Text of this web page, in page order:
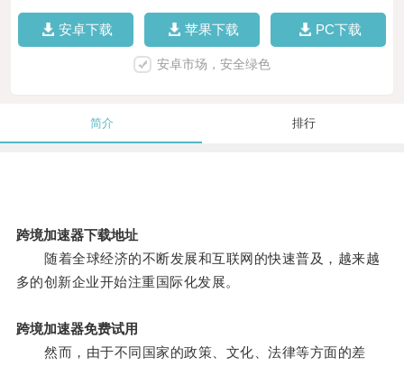
安卓下载 苹果下载 PC下载
安卓市场，安全绿色
简介 排行
跨境加速器下载地址
随着全球经济的不断发展和互联网的快速普及，越来越
多的创新企业开始注重国际化发展。
跨境加速器免费试用
然而，由于不同国家的政策、文化、法律等方面的差